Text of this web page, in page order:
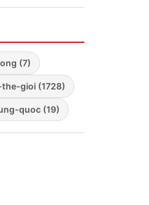
bất ngờ cảnh
tiến vào Biển
chiến lược
nhọn
(7)
gioi (1728)
quoc (19)